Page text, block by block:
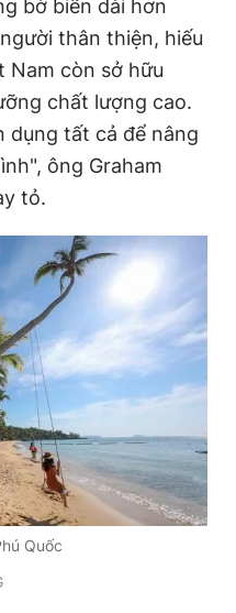
bờ biển dài hơn
thân thiện, hiếu
Nam còn sở hữu
chất lượng cao.
dụng tất cả để nâng
ông Graham
tỏ.
Quốc